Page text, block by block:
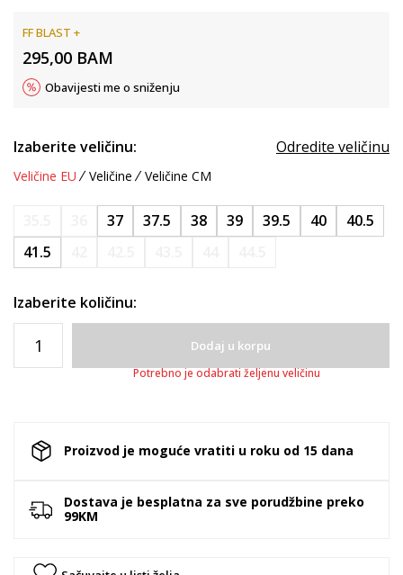
FF BLAST +
295,00 BAM
Obavijesti me o sniženju
Izaberite veličinu: Odredite veličinu
Veličine EU Veličine Veličine CM
37 37.5 38 39 39.5 40
40.5
41.5
Izaberite količinu:
Dodaj u korpu
Potrebno je odabrati željenu veličinu
Proizvod je moguće vratiti u roku od 15 dana
Dostava je besplatna za sve porudžbine preko
99KM